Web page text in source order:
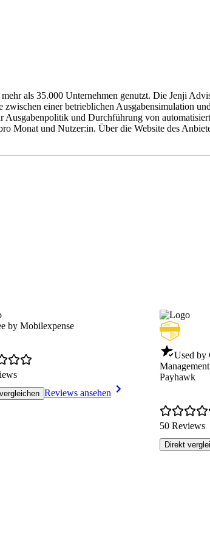
als 35.000 Unternehmen genutzt. Die Jenji
einer betrieblichen Ausgabensimulation
Ausgabenpolitik und Durchführung von
Monat und Nutzer:in. Über die Website des
by Mobilexpense
Reviews ansehen
Used by
Management
Payhawk
50 Reviews
Direkt